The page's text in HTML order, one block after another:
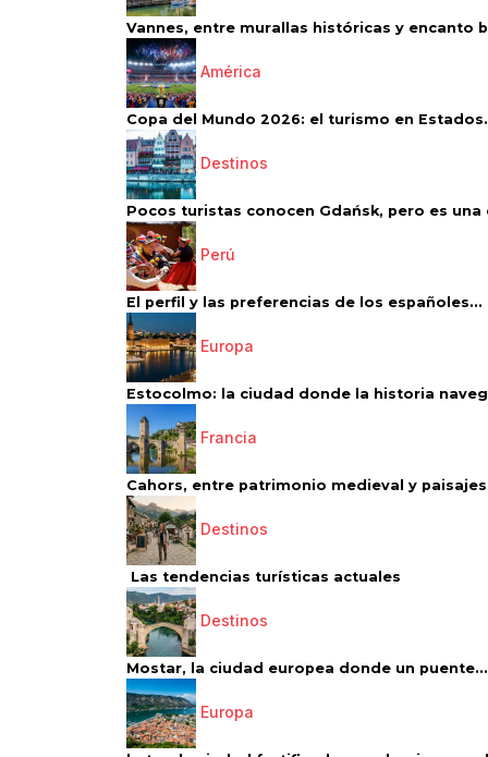
Vannes, entre murallas históricas y encanto
América
Copa del Mundo 2026: el turismo en
Destinos
Pocos turistas conocen Gdańsk, pero es una
Perú
El perfil y las preferencias de los españoles...
Europa
Estocolmo: la ciudad donde la historia
Francia
Cahors, entre patrimonio medieval y paisajes
Destinos
Las tendencias turísticas actuales
Destinos
Mostar, la ciudad europea donde un puente...
Europa